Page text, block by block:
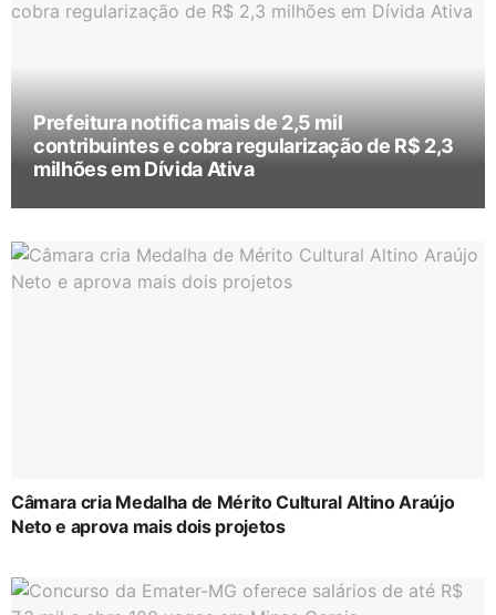
Prefeitura notifica mais de 2,5 mil
contribuintes e cobra regularização de R$ 2,3
milhões em Dívida Ativa
Câmara cria Medalha de Mérito Cultural Altino Araújo
Neto e aprova mais dois projetos